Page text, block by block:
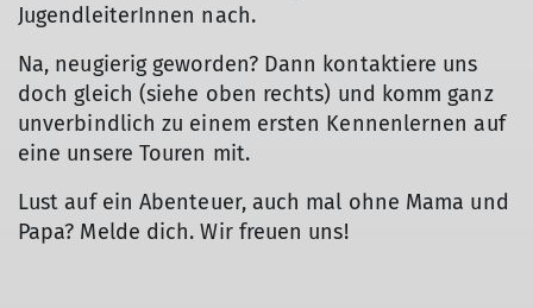
JugendleiterInnen nach.
Na, neugierig geworden? Dann kontaktiere uns
doch gleich (siehe oben rechts) und komm ganz
unverbindlich zu einem ersten Kennenlernen auf
eine unsere Touren mit.
Lust auf ein Abenteuer, auch mal ohne Mama und
Papa? Melde dich. Wir freuen uns!